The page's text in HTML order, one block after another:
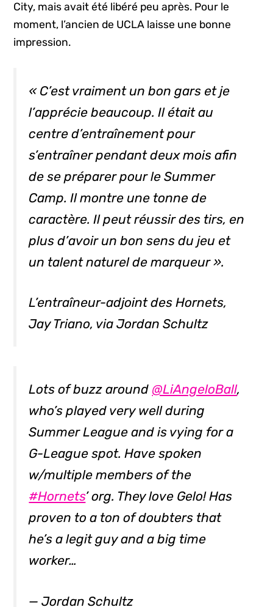
City, mais avait été libéré peu après. Pour le
moment, l’ancien de UCLA laisse une bonne
impression.
« C’est vraiment un bon gars et je
l’apprécie beaucoup. Il était au
centre d’entraînement pour
s’entraîner pendant deux mois afin
de se préparer pour leSummer
Camp. Il montre une tonne de
caractère. Il peut réussir des tirs, en
plus d’avoir un bon sens du jeu et
un talent naturel de marqueur ».
L’entraîneur-adjoint des Hornets,
Jay Triano, via Jordan Schultz
Lots of buzz around @LiAngeloBall,
who’s played very well during
Summer League and is vying for a
G-League spot. Have spoken
w/multiple members of the
#Hornets’ org. They love Gelo! Has
proven to a ton of doubters that
he’s a legit guy and a big time
worker…
— Jordan Schultz